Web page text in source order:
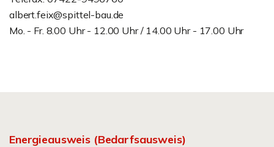
albert.feix@spittel-bau.de
Mo. - Fr. 8.00 Uhr - 12.00 Uhr / 14.00 Uhr - 17.00 Uhr
Energieausweis (Bedarfsausweis)